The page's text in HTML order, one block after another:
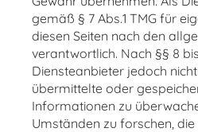
gemäß § 7 Abs.1 TMG für
diesen Seiten nach den
verantwortlich. Nach §§ 8
Diensteanbieter jedoch
übermittelte oder
Informationen zu
Umständen zu forschen, die